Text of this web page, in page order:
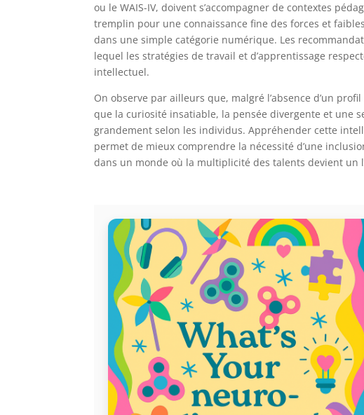
ou le WAIS-IV, doivent s’accompagner de contextes
tremplin pour une connaissance fine des forces et
dans une simple catégorie numérique. Les
lequel les stratégies de travail et d’apprentissage
intellectuel.
On observe par ailleurs que, malgré l’absence d’un
que la curiosité insatiable, la pensée divergente et une
grandement selon les individus. Appréhender cette
permet de mieux comprendre la nécessité d’une
dans un monde où la multiplicité des talents devient un